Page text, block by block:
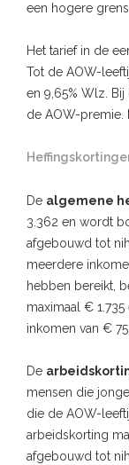
een hogere grens
Het tarief in de
Tot de AOW-
en 9,65% Wlz.
de AOW-premie.
De algemene
3.362 en wordt
afgebouwd tot
meerdere
hebben bereikt,
maximaal €
inkomen van €
De
mensen die
die de AOW-
arbeidskorting
afgebouwd tot